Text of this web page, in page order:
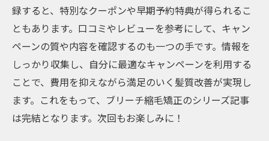
録すると、特別なクーポンや早期予約特典が得られるこ
ともあります。口コミやレビューを参考にして、キャン
ペーンの質や内容を確認するのも一つの手です。情報を
しっかり収集し、自分に最適なキャンペーンを利用する
ことで、費用を抑えながら満足のいく髪質改善が実現し
ます。これをもって、ブリーチ縮毛矯正のシリーズ記事
は完結となります。次回もお楽しみに！